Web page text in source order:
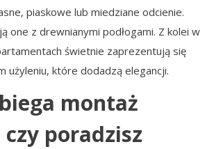
piaskowe lub miedziane odcienie.
one z drewnianymi podłogami. Z kolei w
świetnie zaprezentują się
użyleniu, które dodadzą elegancji.
montaż
poradzisz